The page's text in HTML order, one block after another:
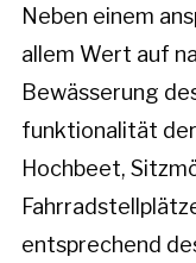
Neben einem
allem Wert auf
Bewässerung
funktionalität
Hochbeet,
entsprechend